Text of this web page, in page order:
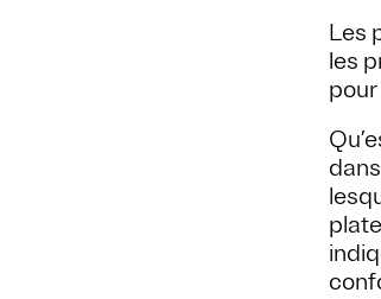
Les
les